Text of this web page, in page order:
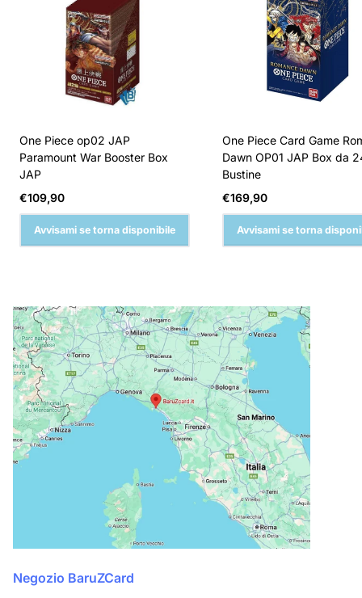
One Piece op02 JAP
Paramount War Booster Box
JAP
Prezzo
normale
€109,90
Avvisami se torna disponibile
One Piece Card Game
Dawn OP01 JAP Box da
Bustine
Prezzo
normale
€169,90
Avvisami se torna
Negozio BaruZCard